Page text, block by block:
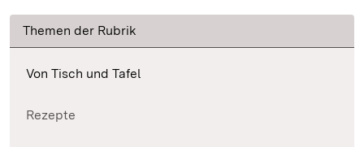
Themen der Rubrik
Von Tisch und Tafel
Rezepte